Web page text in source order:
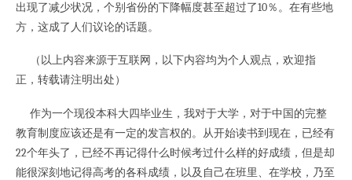
出现了减少状况，个别省份的下降幅度甚至超过了10％。在有些地
方，这成了人们议论的话题。
（以上内容来源于互联网，以下内容均为个人观点，欢迎指
正，转载请注明出处）
作为一个现役本科大四毕业生，我对于大学，对于中国的完整
教育制度应该还是有一定的发言权的。从开始读书到现在，已经有
22个年头了，已经不再记得什么时候考过什么样的好成绩，但是却
能很深刻地记得高考的各科成绩，以及自己在班里、在学校，乃至